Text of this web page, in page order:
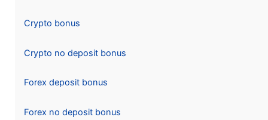
Crypto bonus
Crypto no deposit bonus
Forex deposit bonus
Forex no deposit bonus